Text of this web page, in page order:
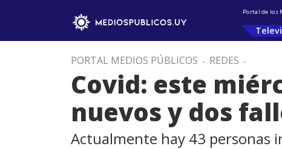
Portal de los
PORTAL MEDIOS PÚBLICOS . REDES .
Covid: este
nuevos y dos
Actualmente hay 43 personas